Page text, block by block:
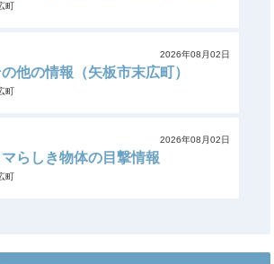
町
2026年08月02日
他の情報（矢板市末広町）
町
2026年08月02日
マらしき物体の目撃情報
町